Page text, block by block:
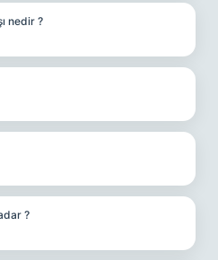
nedir ?
?